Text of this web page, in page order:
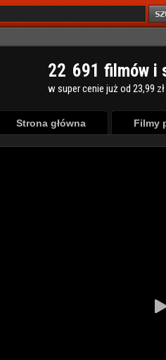
22 691 filmów i
w super cenie już od 23,99
Strona główna Filmy